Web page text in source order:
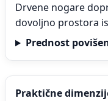
Drvene nogare
dovoljno prostora
Prednost
Praktične